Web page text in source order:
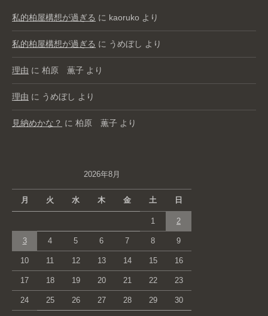
私的柏屋構想が過ぎる に kaoruko より
私的柏屋構想が過ぎる に うめぼし より
理由 に 柏原 薫子 より
理由 に うめぼし より
見納めかな？ に 柏原 薫子 より
2026年8月
月 火 水 木 金 土 日
1 2
3 4 5 6 7 8 9
10 11 12 13 14 15 16
17 18 19 20 21 22 23
24 25 26 27 28 29 30